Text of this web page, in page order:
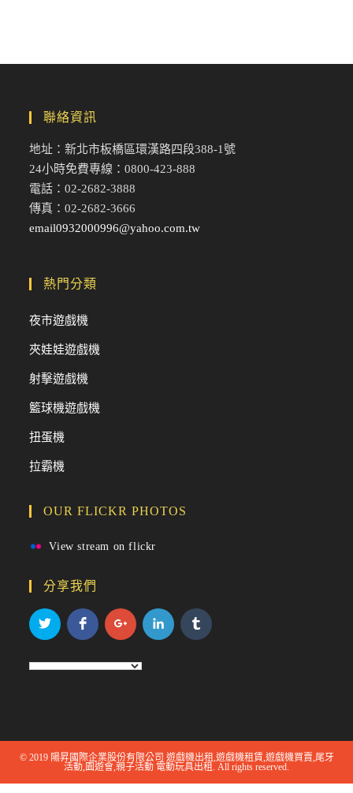
聯絡資訊
地址：新北市板橋區環漢路四段388-1號
24小時免費專線：0800-423-888
電話：02-2682-3888
傳真：02-2682-3666
email0932000996@yahoo.com.tw
熱門分類
夜市遊戲機
夾娃娃遊戲機
射擊遊戲機
籃球機遊戲機
扭蛋機
拉霸機
OUR FLICKR PHOTOS
View stream on flickr
分享我們
© 2019 陽昇國際企業股份有限公司 遊戲機出租,遊戲機租賃,遊戲機買賣,尾牙
活動,園遊會,親子活動 電動玩具出租. All rights reserved.